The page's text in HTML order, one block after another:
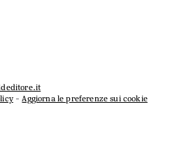
-Aggiorna le preferenze sui cookie